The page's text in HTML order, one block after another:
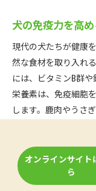
犬の免疫力を高
現代の犬たちが健康
然な食材を取り入れ
には、ビタミンB群や
栄養素は、免疫細胞
します。鹿肉やうさ
入れることで、犬の
にも効果的です。
オンラインサイト
ら